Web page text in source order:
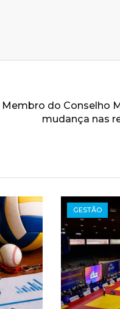
Membro do Conselho
mudança nas
GESTÃO